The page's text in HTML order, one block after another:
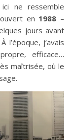
en 1988 –
jours avant
l’époque, j’avais
efficace…
maîtrisée, où le